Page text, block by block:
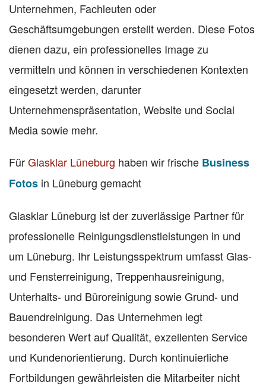
Unternehmen, Fachleuten oder
Geschäftsumgebungen erstellt werden. Diese Fotos
dienen dazu, ein professionelles Image zu
vermitteln und können in verschiedenen Kontexten
eingesetzt werden, darunter
Unternehmenspräsentation, Website und Social
Media sowie mehr.
FürGlasklar Lüneburg haben wir frische Business
Fotos in Lüneburg gemacht
Glasklar Lüneburg ist der zuverlässige Partner für
professionelle Reinigungsdienstleistungen in und
um Lüneburg. Ihr Leistungsspektrum umfasst Glas-
und Fensterreinigung, Treppenhausreinigung,
Unterhalts- und Büroreinigung sowie Grund- und
Bauendreinigung. Das Unternehmen legt
besonderen Wert auf Qualität, exzellenten Service
und Kundenorientierung. Durch kontinuierliche
Fortbildungen gewährleisten die Mitarbeiter nicht